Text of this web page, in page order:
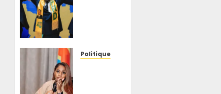
détention,
Politique